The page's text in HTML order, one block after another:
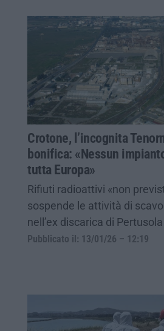
Crotone, l’incognita
bonifica: «Nessun
tutta Europa»
Rifiuti radioattivi «non
sospende le attività di
nell’ex discarica di Pertusola
Pubblicato il: 13/01/26 – 12:19